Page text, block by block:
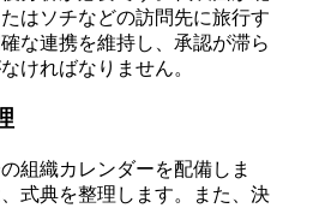
はソチなどの訪問先に旅行す
な連携を維持し、承認が滞ら
ければなりません。
組織カレンダーを配備しま
式典を整理します。また、決